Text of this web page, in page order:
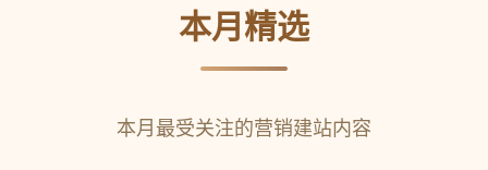
本月精选
本月最受关注的营销建站内容